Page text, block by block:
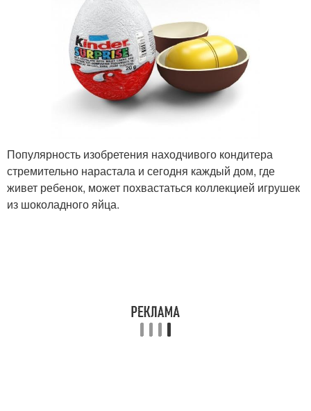
Популярность изобретения находчивого кондитера
стремительно нарастала и сегодня каждый дом, где
живет ребенок, может похвастаться коллекцией игрушек
из шоколадного яйца.